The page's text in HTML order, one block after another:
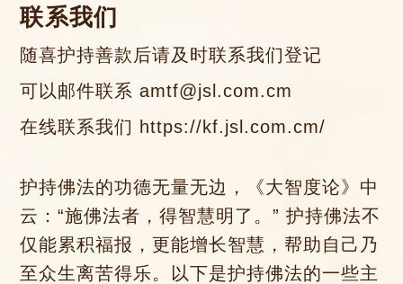
联系我们
随喜护持善款后请及时联系我们登记
可以邮件联系 amtf@jsl.com.cm
在线联系我们 https://kf.jsl.com.cm/
护持佛法的功德无量无边，《大智度论》中
云：“施佛法者，得智慧明了。” 护持佛法不
仅能累积福报，更能增长智慧，帮助自己乃
至众生离苦得乐。以下是护持佛法的一些主